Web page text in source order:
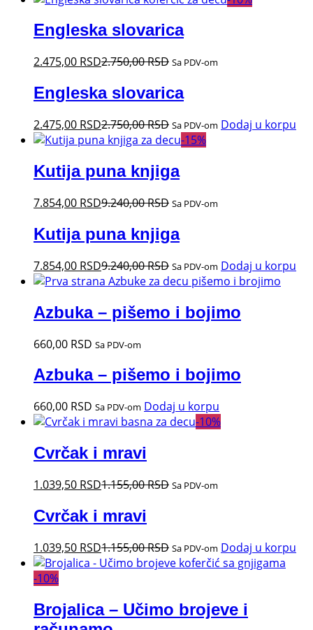
Engleska slovarica
2.475,00 RSD2.750,00RSD Sa PDV-om
Engleska slovarica
2.475,00 RSD2.750,00RSD Sa PDV-om Dodaj u korpu
-15%
Kutija puna knjiga
7.854,00 RSD9.240,00RSD Sa PDV-om
Kutija puna knjiga
7.854,00 RSD9.240,00RSD Sa PDV-om Dodaj u korpu
Azbuka – pišemo i bojimo
660,00 RSD Sa PDV-om
Azbuka – pišemo i bojimo
660,00 RSD Sa PDV-om Dodaj u korpu
-10%
Cvrčak i mravi
1.039,50 RSD1.155,00RSD Sa PDV-om
Cvrčak i mravi
1.039,50 RSD1.155,00RSD Sa PDV-om Dodaj u korpu
-10%
Brojalica – Učimo brojeve i